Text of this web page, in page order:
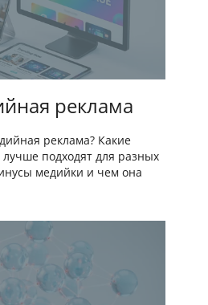
реклама
реклама? Какие
подходят для разных
медийки и чем она